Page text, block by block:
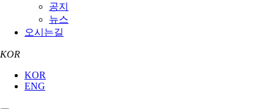
공지
뉴스
오시는길
KOR
KOR
ENG